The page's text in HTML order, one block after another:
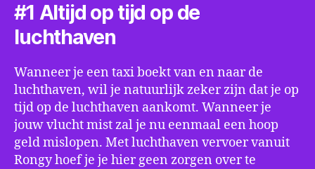
#1 Altijd op tijd op de
luchthaven
Wanneer je een taxi boekt van en naar de
luchthaven, wil je natuurlijk zeker zijn dat je op
tijd op de luchthaven aankomt. Wanneer je
jouw vlucht mist zal je nu eenmaal een hoop
geld mislopen. Met luchthaven vervoer vanuit
Rongy hoef je je hier geen zorgen over te